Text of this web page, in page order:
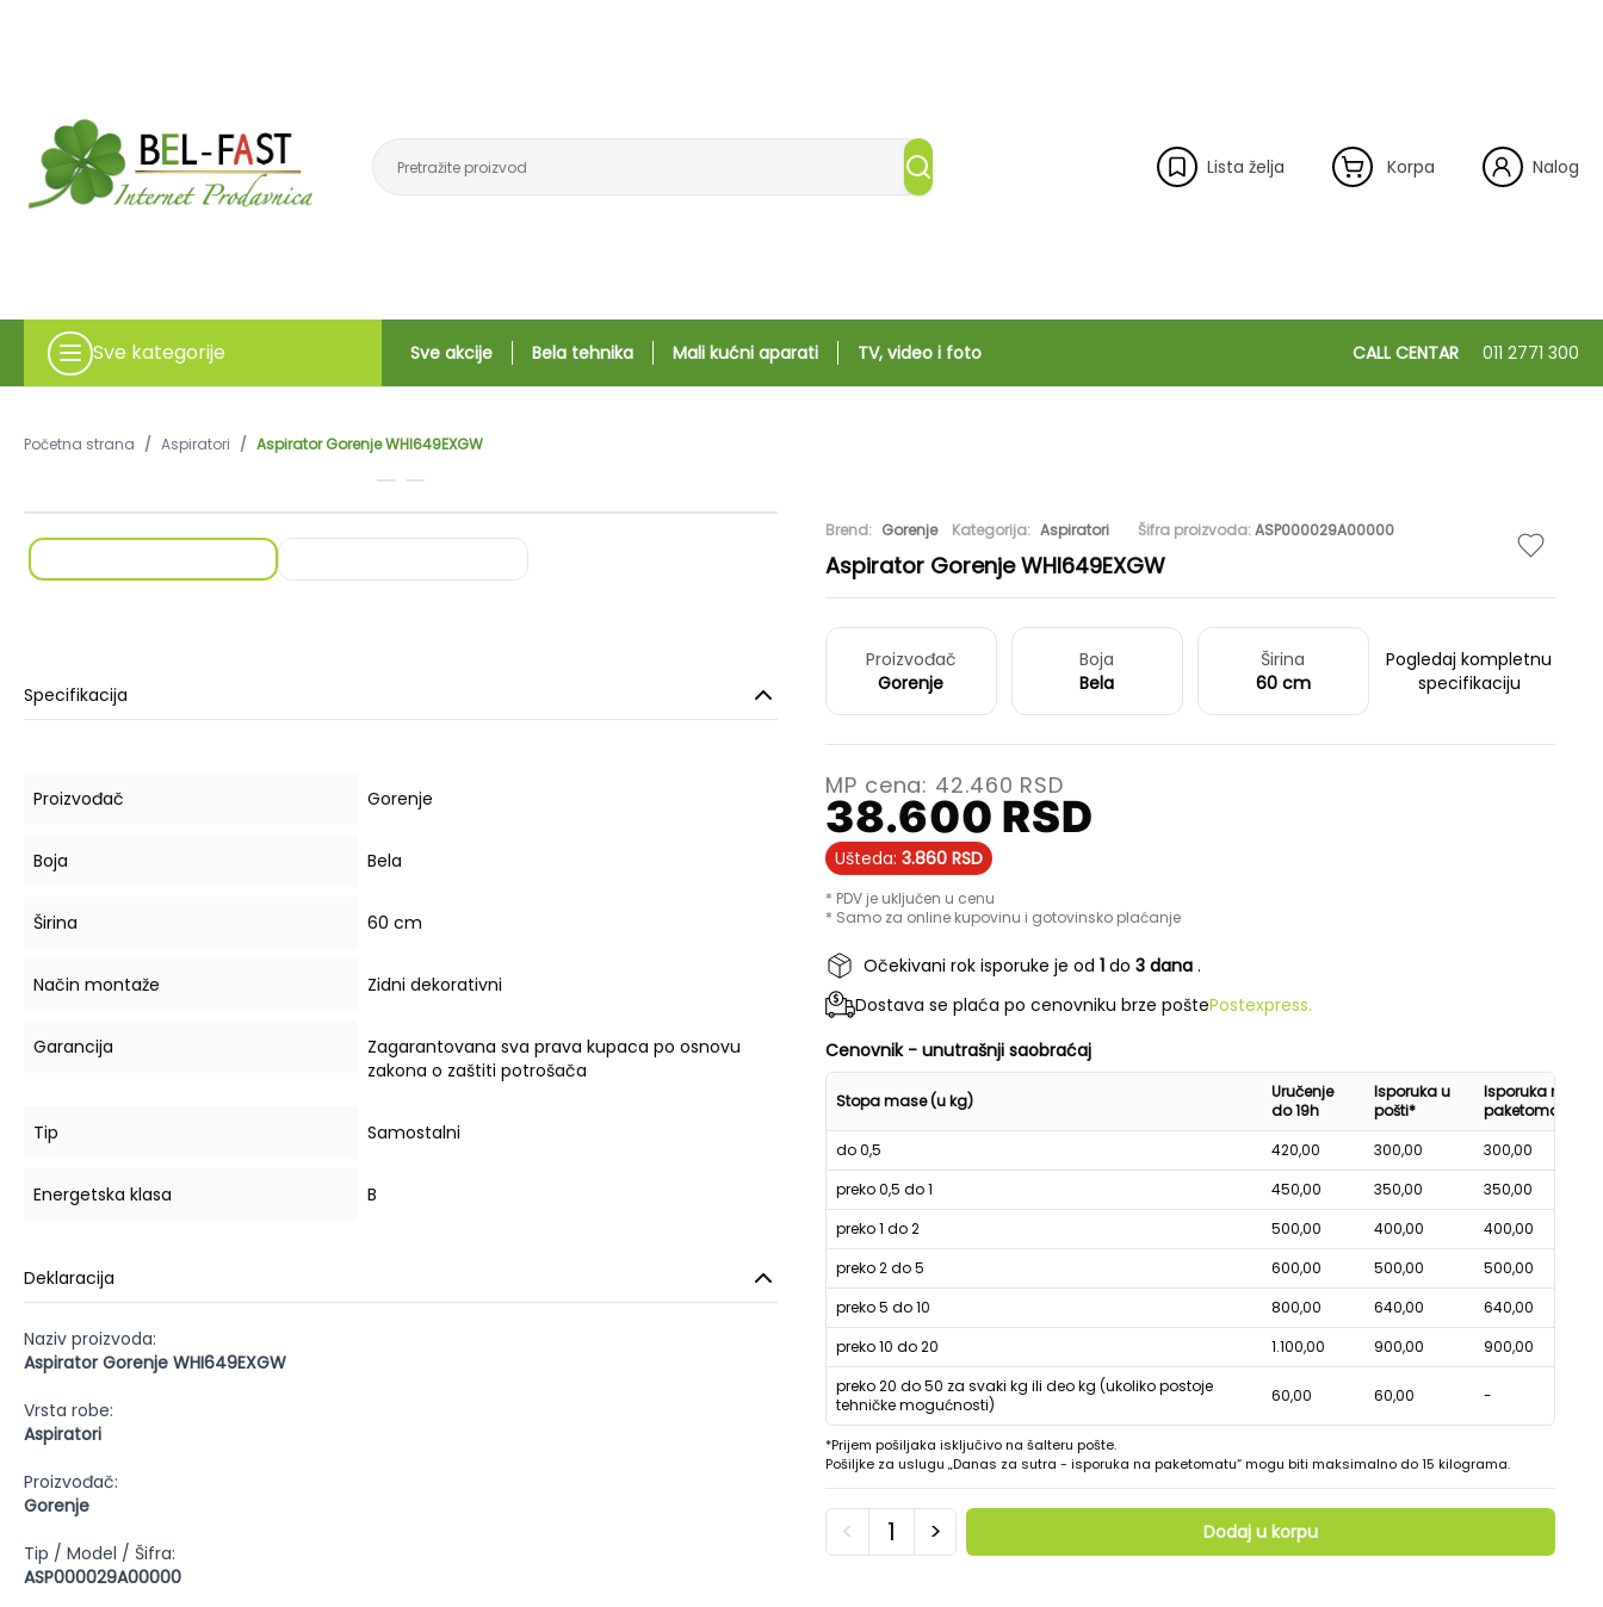
Lista želja Korpa Nalog
Sve kategorije Sve akcije Bela tehnika Mali kućni aparati TV, video i foto CALL CENTAR 011 2771 300
Početna strana / Aspiratori / Aspirator Gorenje WHI649EXGW
Specifikacija
Proizvođač Gorenje
Boja Bela
Širina 60 cm
Način montaže Zidni dekorativni
Garancija
Zagarantovana sva prava kupaca po osnovu
zakona o zaštiti potrošača
Tip Samostalni
Energetska klasa B
Deklaracija
Naziv proizvoda:
Aspirator Gorenje WHI649EXGW
Vrsta robe:
Aspiratori
Proizvođač:
Gorenje
Tip / Model / Šifra:
ASP000029A00000
Brend: Gorenje Kategorija: Aspiratori Šifra proizvoda:ASP000029A00000
Aspirator Gorenje WHI649EXGW
Proizvođač
Gorenje
Boja
Bela
Širina
60 cm
Pogledaj kompletnu
specifikaciju
MP cena: 42.460 RSD
38.600 RSD
Ušteda: 3.860 RSD
* PDV je uključen u cenu
* Samo za online kupovinu i gotovinsko plaćanje
Očekivani rok isporuke je od 1 do 3 dana .
Dostava se plaća po cenovniku brze poštePostexpress.
Cenovnik - unutrašnji saobraćaj
Stopa mase (u kg)
Uručenje
do 19h
Isporuka u
pošti*
Isporuka na
paketomatu*
do 0,5
420,00 300,00
300,00
preko 0,5 do 1
450,00 350,00
350,00
preko 1 do 2
500,00 400,00
400,00
preko 2 do 5
600,00 500,00
500,00
preko 5 do 10
800,00 640,00
640,00
preko 10 do 20
1.100,00 900,00
900,00
preko 20 do 50 za svaki kg ili deo kg (ukoliko postoje
tehničke mogućnosti)
60,00 60,00 -
*Prijem pošiljaka isključivo na šalteru pošte.
Pošiljke za uslugu „Danas za sutra - isporuka na paketomatu“ mogu biti maksimalno do 15 kilograma.
< > Dodaj u korpu